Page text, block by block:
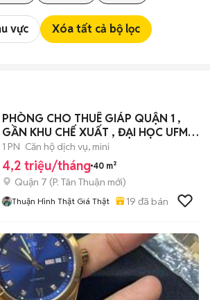
vực Xóa tất cả bộ lọc
PHÒNG CHO THUÊ GIÁP QUẬN 1 ,
GẦN KHU CHẾ XUẤT , ĐẠI HỌC UFM ,
QUẬN 4
1 PN Căn hộ dịch vụ, mini
4,2 triệu/tháng 40 m²
Quận 7 (P. Tân Thuận mới)
Thuận Hình Thật Giá Thật 19 đã bán